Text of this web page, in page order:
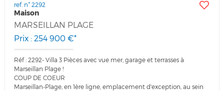
ref. n° 2292
Maison
MARSEILLAN PLAGE
Prix : 254 900 €*
Réf : 2292- Villa 3 Pièces avec vue mer, garage et terrasses à
Marseillan Plage !
COUP DE COEUR
Marseillan-Plage, en 1ère ligne, emplacement d'exception, au sein